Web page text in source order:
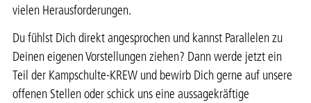
vielen Herausforderungen.
Du fühlst Dich direkt angesprochen und kannst Parallelen zu
Deinen eigenen Vorstellungen ziehen? Dann werde jetzt ein
Teil der Kampschulte-KREW und bewirb Dich gerne auf unsere
offenen Stellen oder schick uns eine aussagekräftige